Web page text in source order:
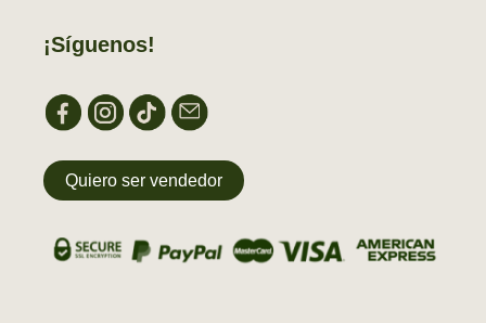
¡Síguenos!
Quiero ser vendedor